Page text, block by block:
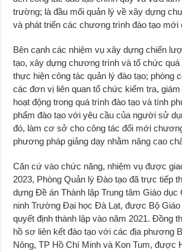
trường; là đầu mối quản lý về xây dựng
và phát triển các chương trình đào tạo mới
Bên cạnh các nhiệm vụ xây dựng chiến
tạo, xây dựng chương trình và tổ chức quá
thực hiện công tác quản lý đào tạo; phòng
các đơn vị liên quan tổ chức kiểm tra,
hoạt động trong quá trình đào tạo và tính
phẩm đào tạo với yêu cầu của người sử
đó, làm cơ sở cho công tác đổi mới
phương pháp giảng dạy nhằm nâng cao
Căn cứ vào chức năng, nhiệm vụ được
2023, Phòng Quản lý Đào tạo đã trực tiếp
dựng Đề án Thành lập Trung tâm Giáo dục
ninh Trường Đại học Đà Lạt, được Bộ
quyết định thành lập vào năm 2021. Đồng
hồ sơ liên kết đào tạo với các địa phương
Nông, TP Hồ Chí Minh và Kon Tum, được